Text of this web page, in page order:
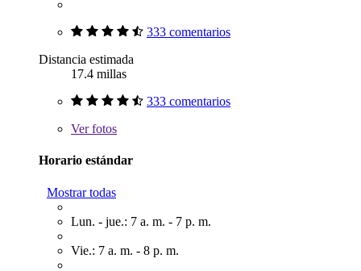
333 comentarios
Distancia estimada
17.4 millas
333 comentarios
Verfotos
Horario estándar
Mostrar todas
Lun. - jue.: 7 a. m. - 7 p. m.
Vie.: 7 a. m. - 8 p. m.